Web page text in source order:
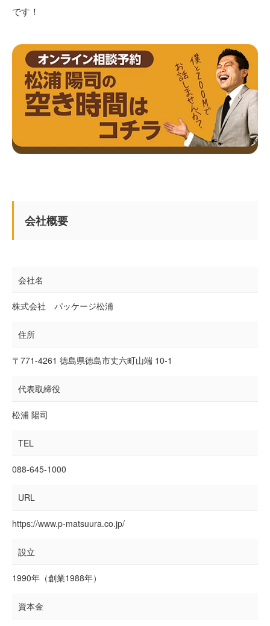
です！
会社概要
会社名
株式会社 パッケージ松浦
住所
〒771-4261 徳島県徳島市丈六町山端 10-1
代表取締役
松浦 陽司
TEL
088-645-1000
URL
https://www.p-matsuura.co.jp/
設立
1990年（創業1988年）
資本金